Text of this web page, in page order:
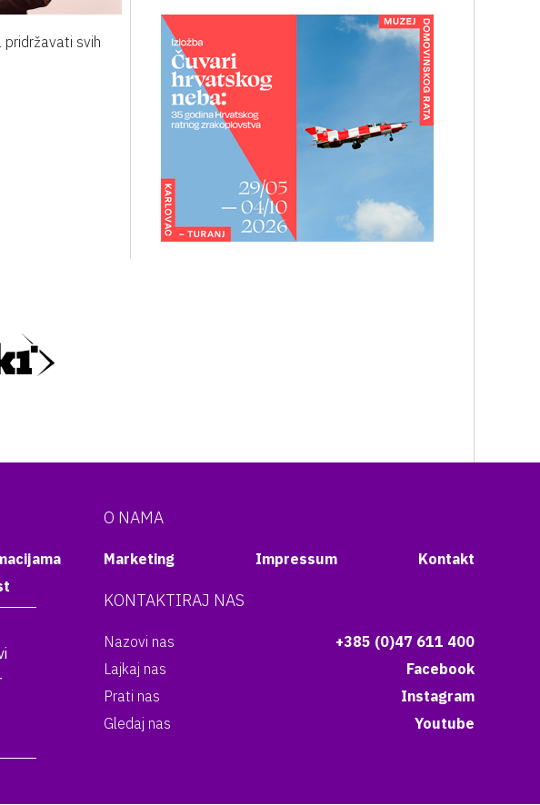
svih
O NAMA
Marketing Impressum Kontakt
KONTAKTIRAJ NAS
Nazovi nas
+385 (0)47 611 400
Lajkaj nas
Facebook
Prati nas
Instagram
Gledaj nas
Youtube